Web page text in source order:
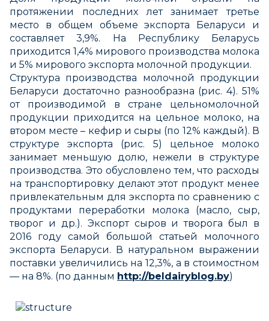
протяжении последних лет занимает третье
место в общем объеме экспорта Беларуси и
составляет 3,9%. На Республику Беларусь
приходится 1,4% мирового производства молока
и 5% мирового экспорта молочной продукции.
Структура производства молочной продукции
Беларуси достаточно разнообразна (рис. 4). 51%
от производимой в стране цельномолочной
продукции приходится на цельное молоко, на
втором месте – кефир и сыры (по 12% каждый). В
структуре экспорта (рис. 5) цельное молоко
занимает меньшую долю, нежели в структуре
производства. Это обусловлено тем, что расходы
на транспортировку делают этот продукт менее
привлекательным для экспорта по сравнению с
продуктами переработки молока (масло, сыр,
творог и др.). Экспорт сыров и творога был в
2016 году самой большой статьей молочного
экспорта Беларуси. В натуральном выражении
поставки увеличились на 12,3%, а в стоимостном
— на 8%. (по данным http://beldairyblog.by)